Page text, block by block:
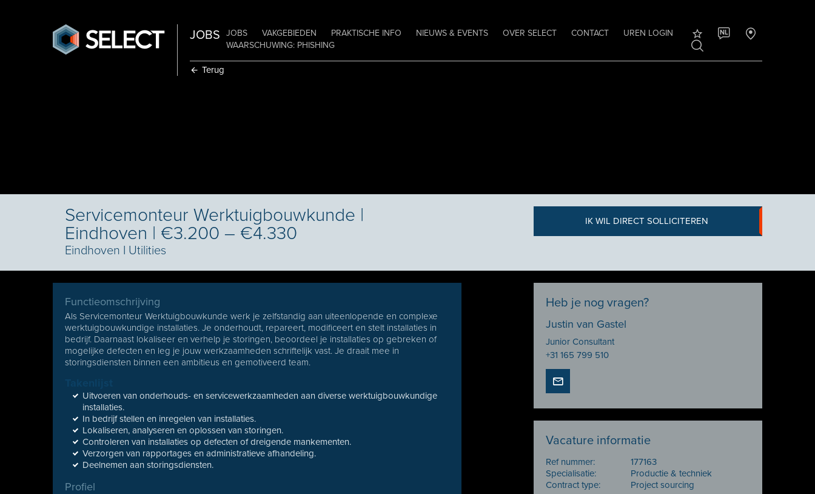
JOBS JOBS VAKGEBIEDEN PRAKTISCHE INFO NIEUWS & EVENTS OVER SELECT CONTACT
UREN LOGIN
WAARSCHUWING: PHISHING
NL
Terug
Servicemonteur Werktuigbouwkunde |
Eindhoven | €3.200 – €4.330
Eindhoven I Utilities
IK WIL DIRECT SOLLICITEREN
Functieomschrijving
Als Servicemonteur Werktuigbouwkunde werk je zelfstandig aan uiteenlopende en complexe
werktuigbouwkundige installaties. Je onderhoudt, repareert, modificeert en stelt installaties in
bedrijf. Daarnaast lokaliseer en verhelp je storingen, beoordeel je installaties op gebreken of
mogelijke defecten en leg je jouw werkzaamheden schriftelijk vast. Je draait mee in
storingsdiensten binnen een ambitieus en gemotiveerd team.
Uitvoeren van onderhouds- en servicewerkzaamheden aan diverse werktuigbouwkundige
installaties.
In bedrijf stellen en inregelen van installaties.
Lokaliseren, analyseren en oplossen van storingen.
Controleren van installaties op defecten of dreigende mankementen.
Verzorgen van rapportages en administratieve afhandeling.
Deelnemen aan storingsdiensten.
Profiel
Heb je nog vragen?
Justin van Gastel
Junior Consultant
+31 165 799 510
Vacature informatie
Ref nummer:
177163
Specialisatie:
Productie & techniek
Contract type:
Project sourcing